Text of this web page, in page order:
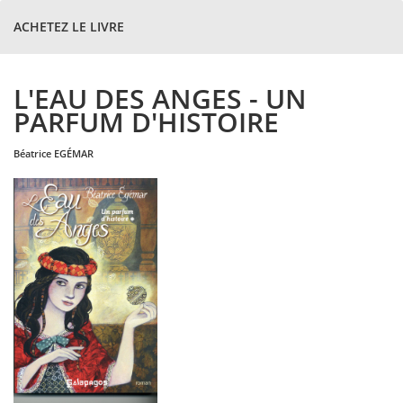
ACHETEZ LE LIVRE
L'EAU DES ANGES - UN
PARFUM D'HISTOIRE
béatrice EGÉMAR